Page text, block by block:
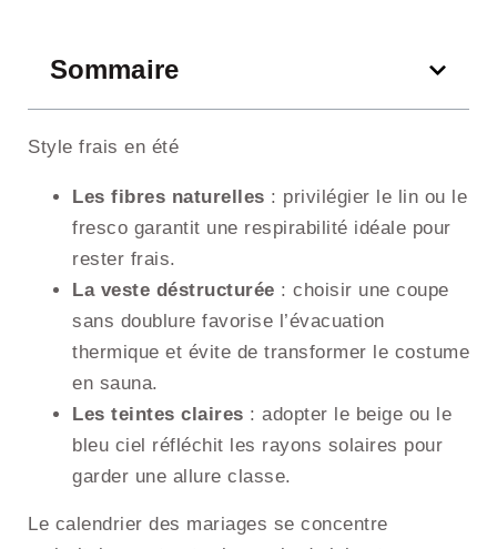
Sommaire
Style frais en été
Les fibres naturelles : privilégier le lin ou le
fresco garantit une respirabilité idéale pour
rester frais.
La veste déstructurée : choisir une coupe
sans doublure favorise l’évacuation
thermique et évite de transformer le costume
en sauna.
Les teintes claires : adopter le beige ou le
bleu ciel réfléchit les rayons solaires pour
garder une allure classe.
Le calendrier des mariages se concentre